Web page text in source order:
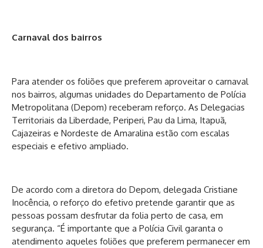
Carnaval dos bairros
Para atender os foliões que preferem aproveitar o carnaval
nos bairros, algumas unidades do Departamento de Polícia
Metropolitana (Depom) receberam reforço. As Delegacias
Territoriais da Liberdade, Periperi, Pau da Lima, Itapuã,
Cajazeiras e Nordeste de Amaralina estão com escalas
especiais e efetivo ampliado.
De acordo com a diretora do Depom, delegada Cristiane
Inocência, o reforço do efetivo pretende garantir que as
pessoas possam desfrutar da folia perto de casa, em
segurança. “É importante que a Polícia Civil garanta o
atendimento aqueles foliões que preferem permanecer em